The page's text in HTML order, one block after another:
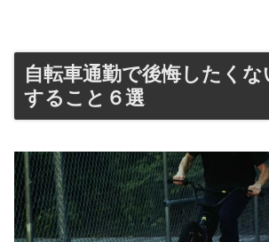
自転車通勤で後悔したく
すること６選